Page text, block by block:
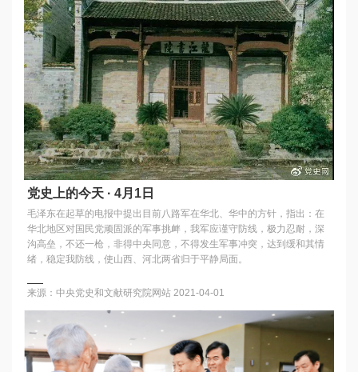
党史上的今天 · 4月1日
毛泽东在起草的电报中提出目前八路军在华北、华中的方针，指出：在
华北地区对国民党顽固派的军事挑衅，我军应谨守防线，极力忍耐，深
沟高垒，不还一枪，非得中央同意，不得发生军事冲突，达到缓和其情
绪，稳定我防线，使山西、河北两省归于平静局面。
来源：中央党史和文献研究院网站 2021-04-01